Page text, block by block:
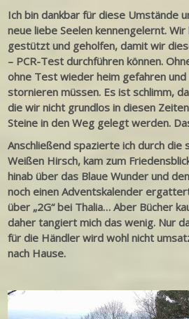
Ich bin dankbar für diese Umstände
neue liebe Seelen kennengelernt.
gestützt und geholfen, damit wir
– PCR-Test durchführen können.
ohne Test wieder heim gefahren
stornieren müssen. Es ist schlimm,
die wir nicht grundlos in diesen
Steine in den Weg gelegt werden.
Anschließend spazierte ich durch die
Weißen Hirsch, kam zum
hinab über das Blaue Wunder und
noch einen Adventskalender
über „2G“ bei Thalia… Aber Bücher
daher tangiert mich das wenig. Nur
für die Händler wird wohl nicht
nach Hause.